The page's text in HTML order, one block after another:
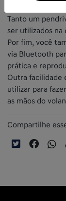
Tanto um
ser utilizados
Por fim, você
via Bluetooth
prática e
Outra facilidade
utilizar para
as mãos do
Compartilhe